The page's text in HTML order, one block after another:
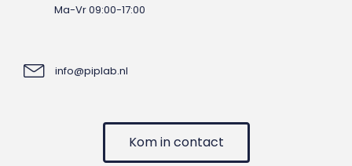
Ma-Vr 09:00-17:00
info@piplab.nl
Kom in contact